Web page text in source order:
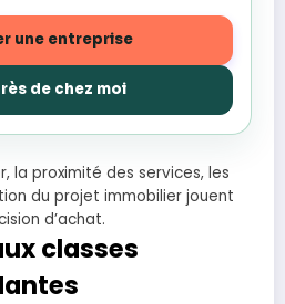
une entreprise
de chez moi
la proximité des services, les
du projet immobilier jouent
d’achat.
classes